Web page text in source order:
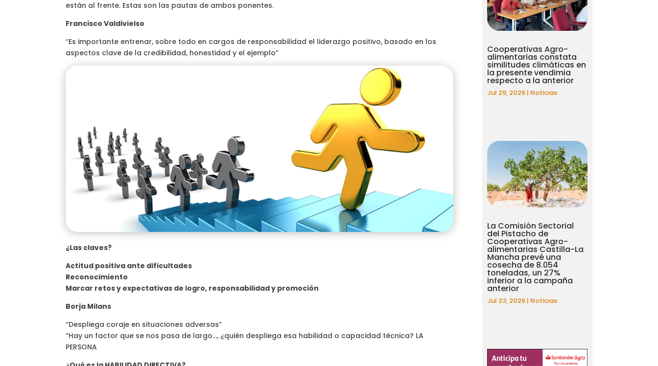
están al frente. Estas son las pautas de ambos ponentes.
Francisco Valdivielso
“Es importante entrenar, sobre todo en cargos de responsabilidad el liderazgo positivo, basado en los
aspectos clave de la credibilidad, honestidad y el ejemplo”
¿Las claves?
Actitud positiva ante dificultades
Reconocimiento
Marcar retos y expectativas de logro, responsabilidad y promoción
Borja Milans
“Despliega coraje en situaciones adversas”
“Hay un factor que se nos pasa de largo…, ¿quién despliega esa habilidad o capacidad técnica? LA
PERSONA
Cooperativas Agro-
alimentarias constata
similitudes climáticas en
la presente vendimia
respecto a la anterior
Jul 29, 2026 | Noticias
La Comisión Sectorial
del Pistacho de
Cooperativas Agro-
alimentarias Castilla-La
Mancha prevé una
cosecha de 8.054
toneladas, un 27%
inferior a la campaña
anterior
Jul 23, 2026 | Noticias